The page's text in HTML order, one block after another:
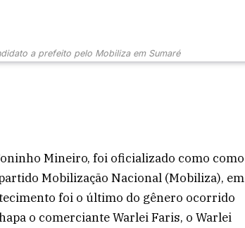
a prefeito pelo Mobiliza em Sumaré
Mineiro, foi oficializado como como
Mobilização Nacional (Mobiliza), em
foi o último do gênero ocorrido
o comerciante Warlei Faris, o Warlei